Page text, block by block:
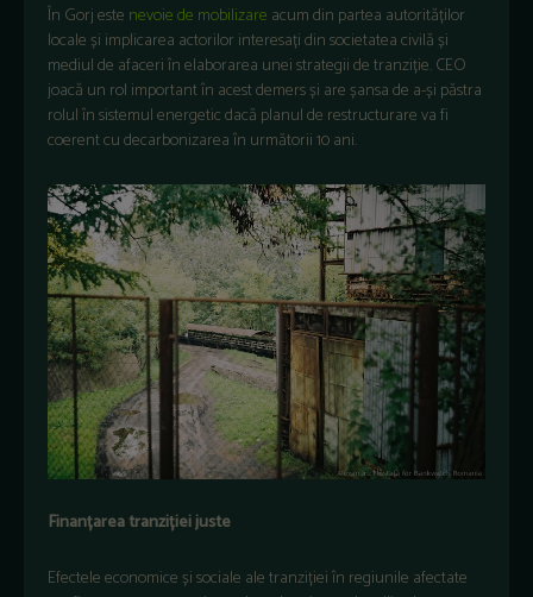
În Gorj este nevoie de mobilizare acum din partea autorităților
locale și implicarea actorilor interesați din societatea civilă și
mediul de afaceri în elaborarea unei strategii de tranziție. CEO
joacă un rol important în acest demers și are șansa de a-și păstra
rolul în sistemul energetic dacă planul de restructurare va fi
coerent cu decarbonizarea în următorii 10 ani.
Finanțarea tranziției juste
Efectele economice și sociale ale tranziției în regiunile afectate